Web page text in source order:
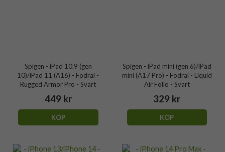
Spigen - iPad 10.9 (gen
10)/iPad 11 (A16) - Fodral -
Rugged Armor Pro - Svart
449 kr
KÖP
Spigen - iPad mini (gen 6)/iPad
mini (A17 Pro) - Fodral - Liquid
Air Folio - Svart
329 kr
KÖP